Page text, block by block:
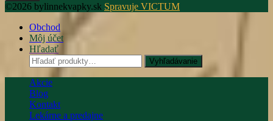
©2026 bylinnekvapky.sk Spravuje VICTUM
Obchod
Môj účet
Hľadať
Hľadať:
Vyhľadávanie
Akcie
Blog
Kontakt
Lekárne a predajne